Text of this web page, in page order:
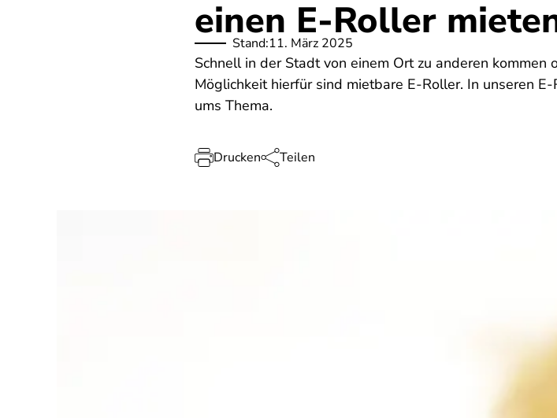
einen E-Roller
Stand:11. März 2025
Schnell in der Stadt von einem Ort zu anderen kommen
Möglichkeit hierfür sind mietbare E-Roller. In unseren
ums Thema.
Drucken Teilen